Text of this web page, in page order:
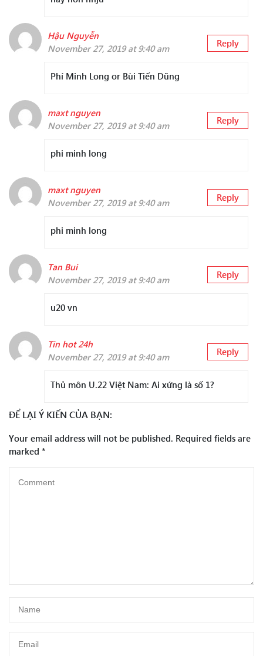
Hậu Nguyễn
November 27, 2019 at 9:40 am
Reply
Phí Minh Long or Bùi Tiến Dũng
maxt nguyen
November 27, 2019 at 9:40 am
Reply
phi minh long
maxt nguyen
November 27, 2019 at 9:40 am
Reply
phi minh long
Tan Bui
November 27, 2019 at 9:40 am
Reply
u20 vn
Tin hot 24h
November 27, 2019 at 9:40 am
Reply
Thủ môn U.22 Việt Nam: Ai xứng là số 1?
ĐỂ LẠI Ý KIẾN CỦA BẠN:
Your email address will not be published. Required fields are
marked *